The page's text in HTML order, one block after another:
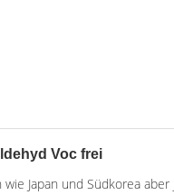
Voc frei
Japan und Südkorea